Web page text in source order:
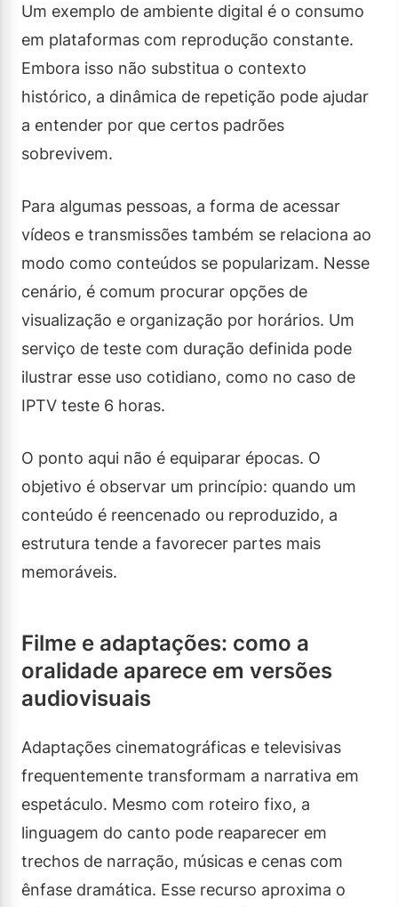
Um exemplo de ambiente digital é o consumo
em plataformas com reprodução constante.
Embora isso não substitua o contexto
histórico, a dinâmica de repetição pode ajudar
a entender por que certos padrões
sobrevivem.
Para algumas pessoas, a forma de acessar
vídeos e transmissões também se relaciona ao
modo como conteúdos se popularizam. Nesse
cenário, é comum procurar opções de
visualização e organização por horários. Um
serviço de teste com duração definida pode
ilustrar esse uso cotidiano, como no caso de
IPTV teste 6 horas.
O ponto aqui não é equiparar épocas. O
objetivo é observar um princípio: quando um
conteúdo é reencenado ou reproduzido, a
estrutura tende a favorecer partes mais
memoráveis.
Filme e adaptações: como a
oralidade aparece em versões
audiovisuais
Adaptações cinematográficas e televisivas
frequentemente transformam a narrativa em
espetáculo. Mesmo com roteiro fixo, a
linguagem do canto pode reaparecer em
trechos de narração, músicas e cenas com
ênfase dramática. Esse recurso aproxima o